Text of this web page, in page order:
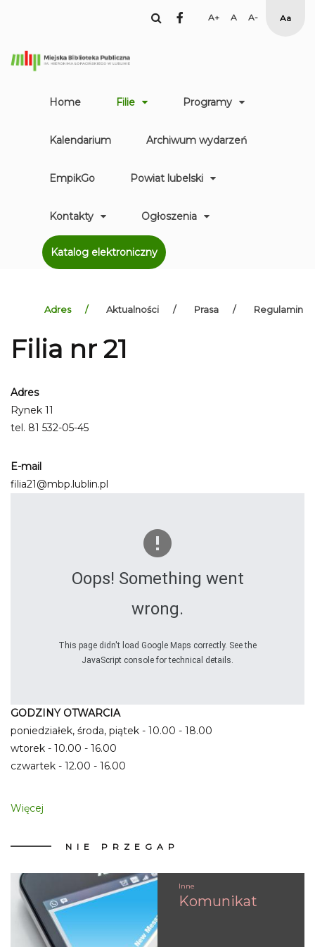
facebook
Set Set
Smaller
High
Home Filie Programy
Kalendarium Archiwum wydarzeń
EmpikGo Powiat lubelski
Kontakty Ogłoszenia
Katalog elektroniczny
Adres Aktualności Prasa Regulamin
Filia nr 21
Adres
Rynek 11
tel. 81 532-05-45
E-mail
filia21@mbp.lublin.pl
Oops! Something went
wrong.
This page didn't load Google Maps correctly. See the
JavaScript console for technical details.
GODZINY OTWARCIA
poniedziałek, środa, piątek - 10.00 - 18.00
wtorek - 10.00 - 16.00
czwartek - 12.00 - 16.00
Więcej
NIE PRZEGAP
Inne
Komunikat